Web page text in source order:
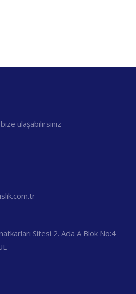
ulaşabilirsiniz
Sitesi 2. Ada A Blok No:4